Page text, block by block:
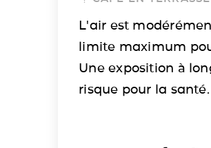
L'air est
limite maximum
Une exposition à
risque pour la santé.